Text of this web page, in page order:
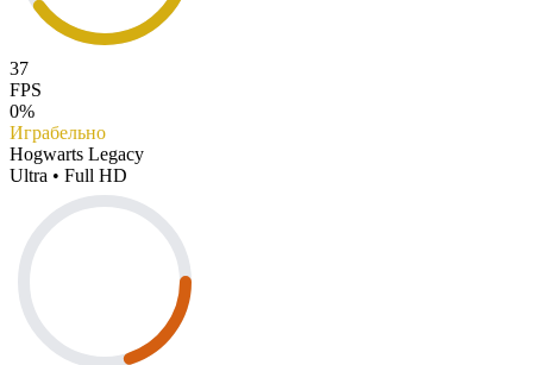
37
FPS
0%
Играбельно
Hogwarts Legacy
Ultra • Full HD